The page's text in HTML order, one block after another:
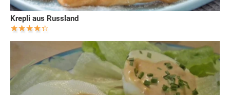
Krepli aus Russland